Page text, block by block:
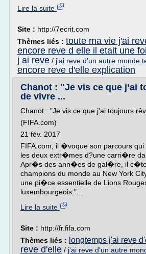
Lire la suite
Site : http://7ecrit.com
Thèmes liés : toute ma vie j'ai
encore reve d elle il etait une
j ai reve / j'ai reve d'un autre monde
encore reve d'elle explication
Chanot : "Je vis ce que j’ai
de vivre ...
Chanot : "Je vis ce que j'ai toujours
(FIFA.com)
21 fév. 2017
FIFA.com, il �voque son parcours
les deux extr�mes d?une carri�re
Apr�s des ann�es de gal�re, il
champions du monde au New York
une pi�ce essentielle de Lions
luxembourgeois."...
Lire la suite
Site : http://fr.fifa.com
Thèmes liés : longtemps j'ai reve
reve d'elle / j'ai reve d'un autre